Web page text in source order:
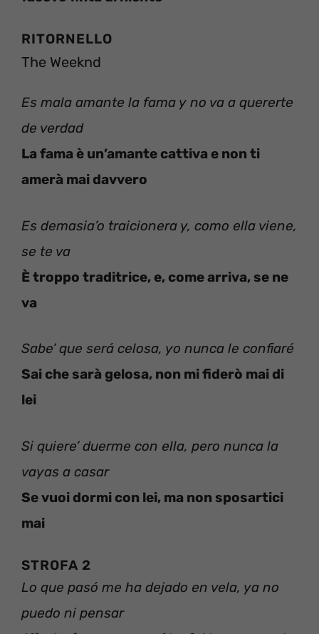
RITORNELLO
The Weeknd
Es mala amante la fama y no va a quererte
de verdad
La fama è un’amante cattiva e non ti
amerà mai davvero
Es demasia’o traicionera y, como ella viene,
se te va
È troppo traditrice, e, come arriva, se ne
va
Sabe’ que será celosa, yo nunca le confiaré
Sai che sarà gelosa, non mi fiderò mai di
lei
Si quiere’ duerme con ella, pero nunca la
vayas a casar
Se vuoi dormi con lei, ma non sposartici
mai
STROFA 2
Lo que pasó me ha dejado en vela, ya no
puedo ni pensar